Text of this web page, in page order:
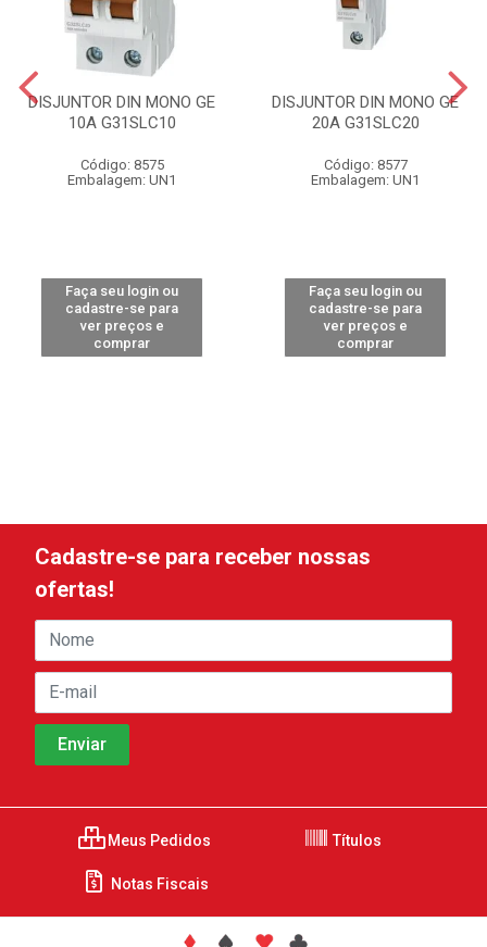
DISJUNTOR DIN MONO GE
10A G31SLC10
Código: 8575
Embalagem: UN1
Faça seu login ou
cadastre-se para
ver preços e
comprar
DISJUNTOR DIN MONO GE
20A G31SLC20
Código: 8577
Embalagem: UN1
Faça seu login ou
cadastre-se para
ver preços e
comprar
Cadastre-se para receber nossas
ofertas!
Meus Pedidos Títulos
Notas Fiscais